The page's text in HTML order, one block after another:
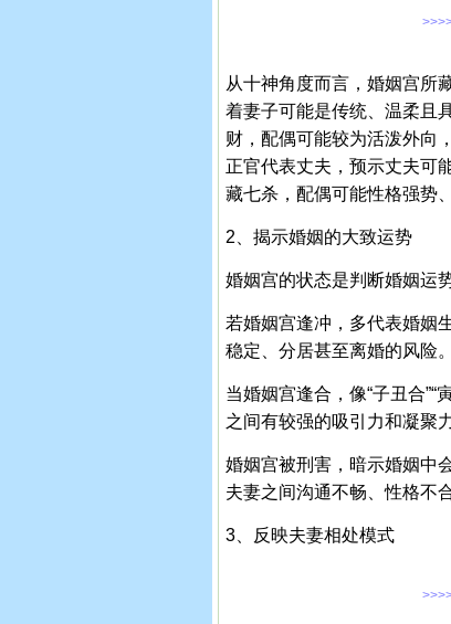
从十神角度而言，婚姻宫所
着妻子可能是传统、温柔且
财，配偶可能较为活泼外向
正官代表丈夫，预示丈夫可
藏七杀，配偶可能性格强势
2、揭示婚姻的大致运势
婚姻宫的状态是判断婚姻运
若婚姻宫逢冲，多代表婚姻
稳定、分居甚至离婚的风险。
当婚姻宫逢合，像“子丑合
之间有较强的吸引力和凝聚
婚姻宫被刑害，暗示婚姻中
夫妻之间沟通不畅、性格不
3、反映夫妻相处模式